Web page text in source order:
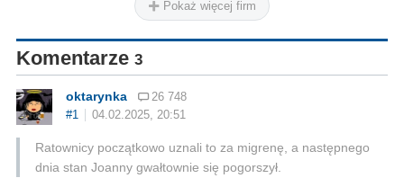
Pokaż więcej firm
Komentarze 3
oktarynka
26 748
#1
04.02.2025, 20:51
Ratownicy początkowo uznali to za migrenę, a następnego
dnia stan Joanny gwałtownie się pogorszył.